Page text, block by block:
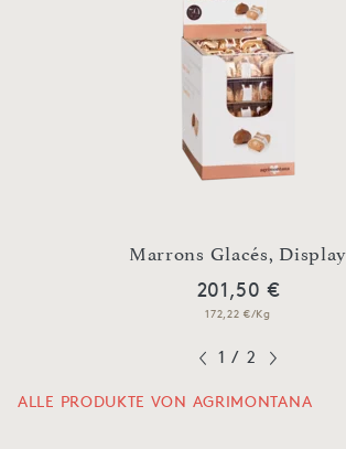
Marrons Glacés, Display
201,50 €
172,22 €/Kg
1 / 2
ALLE PRODUKTE VON AGRIMONTANA